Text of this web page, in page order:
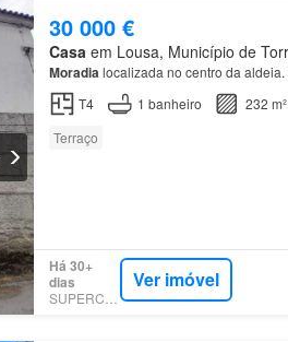
30 000 €
Casaem Lousa, Município de
Moradialocalizada no centro da
T4
1 banheiro
232 m²
Terraço
Há 30+
dias
Ver imóvel